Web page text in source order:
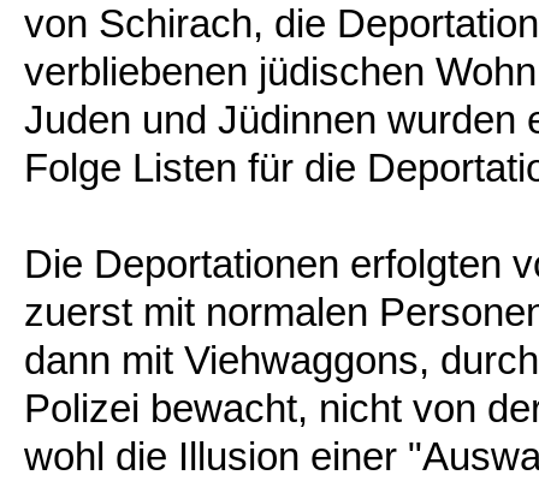
von Schirach, die
verbliebenen jüdischen
Juden und Jüdinnen wurden
Folge Listen für die
Die Deportationen erfolgten
zuerst mit normalen
dann mit Viehwaggons,
Polizei bewacht, nicht von
wohl die Illusion einer